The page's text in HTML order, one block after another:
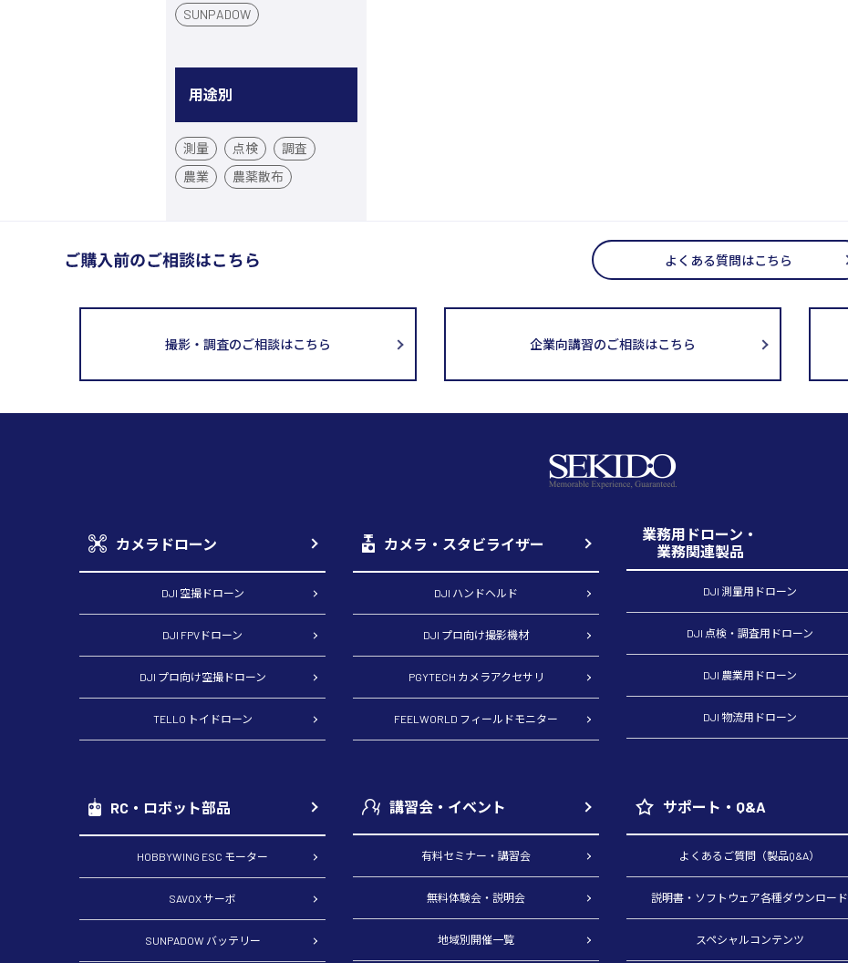
SUNPADOW
用途別
測量 点検
調査
農業
農薬散布
よくある質問はこちら
撮影・調査のご相談はこちら 企業向講習のご相談はこちら
カメラドローン
DJI 空撮ドローン
DJI FPVドローン
DJI プロ向け空撮ドローン
TELLO トイドローン
カメラ・スタビライザー
DJI ハンドヘルド
DJI プロ向け撮影機材
PGYTECH カメラアクセサリ
FEELWORLD フィールドモニター
業務用ドローン・
業務関連製品
DJI 測量用ドローン
DJI 点検・調査用ドローン
DJI 農業用ドローン
DJI 物流用ドローン
RC・ロボット部品
HOBBYWING ESC モーター
SAVOX サーボ
SUNPADOW バッテリー
講習会・イベント
有料セミナー・講習会
無料体験会・説明会
地域別開催一覧
サポート・Q&A
よくあるご質問（製品Q&A）
説明書・ソフトウェア各種ダウンロード
スペシャルコンテンツ